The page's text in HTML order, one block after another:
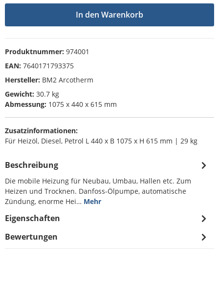
In den Warenkorb
Produktnummer: 974001
EAN: 7640171793375
Hersteller: BM2 Arcotherm
Gewicht: 30.7 kg
Abmessung: 1075 x 440 x 615 mm
Zusatzinformationen:
Für Heizöl, Diesel, Petrol L 440 x B 1075 x H 615 mm | 29 kg
Beschreibung
Die mobile Heizung für Neubau, Umbau, Hallen etc. Zum
Heizen und Trocknen. Danfoss-Ölpumpe, automatische
Zündung, enorme Hei… Mehr
Eigenschaften
Bewertungen